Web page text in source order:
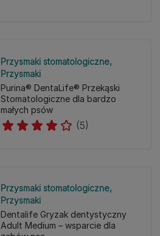
Przysmaki stomatologiczne
Przysmaki
Purina® DentaLife® Przekąski
Stomatologiczne dla bardzo
małych psów
(5)
Przysmaki stomatologiczne
Przysmaki
Dentalife Gryzak dentystyczny
Adult Medium – wsparcie dla